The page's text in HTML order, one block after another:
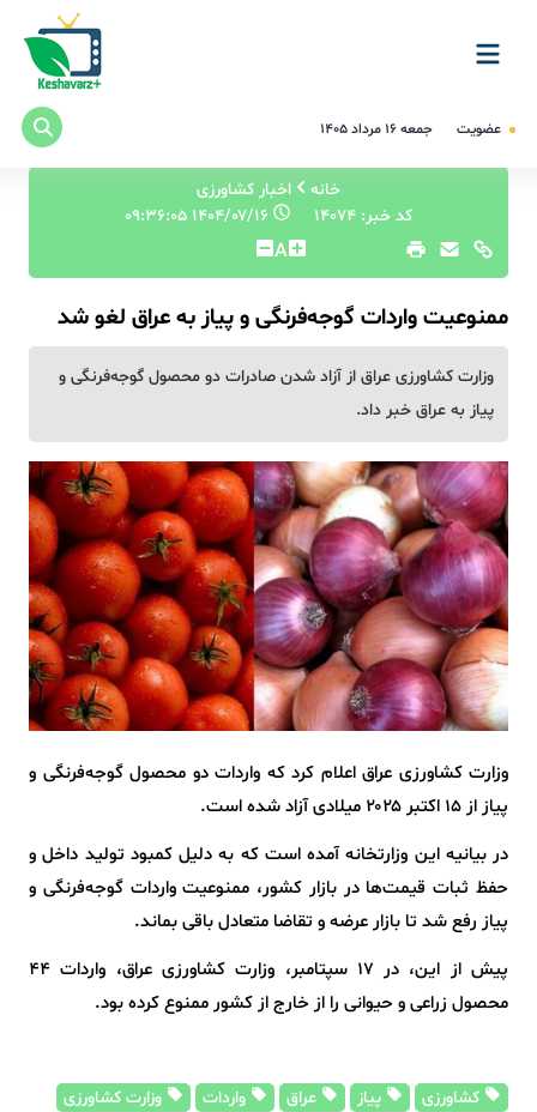
عضویت جمعه ۱۶ مرداد ۱۴۰۵
خانه
اخبار کشاورزی
کد خبر: 14074
۱۴۰۴/۰۷/۱۶ ۰۹:۳۶:۰۵
A
ممنوعیت واردات گوجه‌فرنگی و پیاز به عراق لغو شد
وزارت کشاورزی عراق از آزاد شدن صادرات دو محصول گوجه‌فرنگی و
پیاز به عراق خبر داد.
وزارت کشاورزی عراق اعلام کرد که واردات دو محصول گوجه‌فرنگی و
پیاز از ۱۵ اکتبر ۲۰۲۵ میلادی آزاد شده است.
در بیانیه این وزارتخانه آمده است که به دلیل کمبود تولید داخل و
حفظ ثبات قیمت‌ها در بازار کشور، ممنوعیت واردات گوجه‌فرنگی و
پیاز رفع شد تا بازار عرضه و تقاضا متعادل باقی بماند.
پیش از این، در ۱۷ سپتامبر، وزارت کشاورزی عراق، واردات ۴۴
محصول زراعی و حیوانی را از خارج از کشور ممنوع کرده بود.
کشاورزی پیاز عراق واردات
وزارت کشاورزی